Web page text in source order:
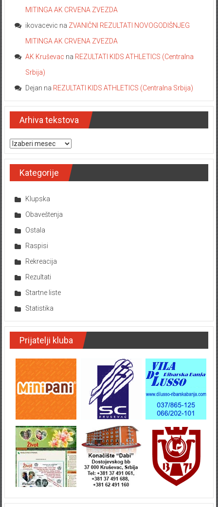
MITINGA AK CRVENA ZVEZDA
ikovacevic na ZVANIČNI REZULTATI NOVOGODIŠNJEG
MITINGA AK CRVENA ZVEZDA
AK Kruševac na REZULTATI KIDS ATHLETICS (Centralna
Srbija)
Dejan na REZULTATI KIDS ATHLETICS (Centralna Srbija)
Arhiva tekstova
Arhiva tekstova
Kategorije
Klupska
Obaveštenja
Ostala
Raspisi
Rekreacija
Rezultati
Startne liste
Statistika
Prijatelji kluba